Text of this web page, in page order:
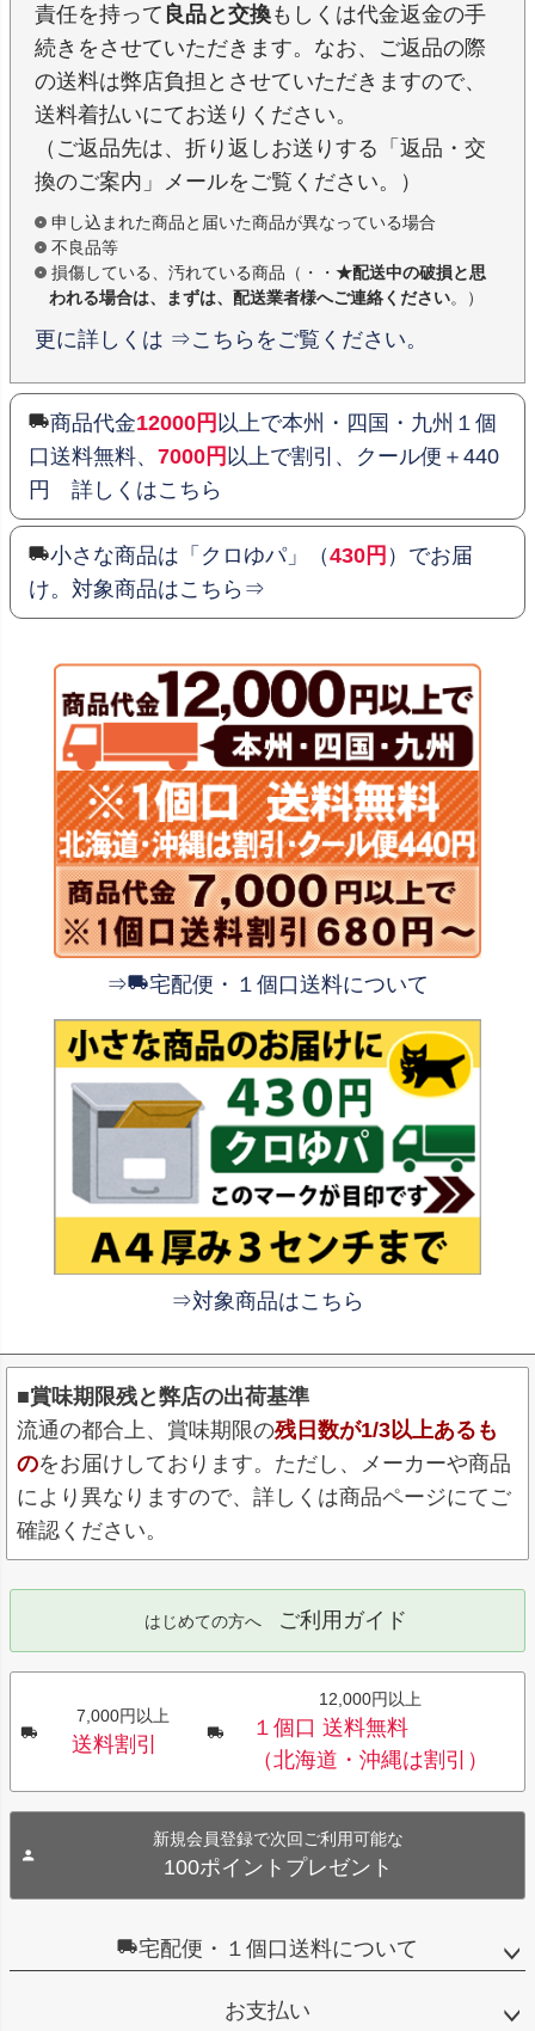
責任を持って 良品と交換もしくは代金返金の手
続きをさせていただきます。なお、ご返品の際
の送料は弊店負担とさせていただきますので、
送料着払いにてお送りください。
（ご返品先は、折り返しお送りする「返品・交
換のご案内」メールをご覧ください。）
申し込まれた商品と届いた商品が異なっている場合
不良品等
損傷している、汚れている商品（・・ ★配送中の破損と思
われる場合は、まずは、配送業者様へご連絡ください。）
更に詳しくは ⇒こちらをご覧ください。
商品代金12000円 以上で本州・四国・九州１個
口送料無料、 7000円 以上で割引、クール便＋440
円 詳しくはこちら
小さな商品は「クロゆパ」（430円 ）でお届
け。対象商品はこちら⇒
⇒ 宅配便・１個口送料について
⇒対象商品はこちら
■賞味期限残と弊店の出荷基準
流通の都合上、賞味期限の残日数が1/3以上あるも
のをお届けしております。ただし、メーカーや商品
により異なりますので、詳しくは商品ページにてご
確認ください。
はじめての方へ ご利用ガイド
7,000円以上
送料割引
12,000円以上
１個口 送料無料
（北海道・沖縄は割引）
新規会員登録で次回ご利用可能な
100ポイントプレゼント
宅配便・１個口送料について
お支払い